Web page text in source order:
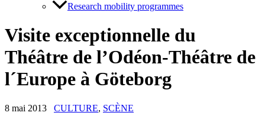
Research mobility programmes
Visite exceptionnelle du
Théâtre de l’Odéon-Théâtre de
l´Europe à Göteborg
8 mai 2013 CULTURE, SCÈNE